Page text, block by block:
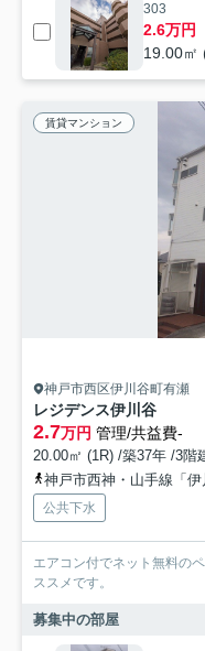
303
2.6万円
19.00㎡
賃貸マンション
神戸市西区伊川谷町有瀬
レジデンス伊川谷
2.7万円 管理/共益費-
20.00㎡ (1R) /築37年 /3階
神戸市西神・山手線「
公共下水
エアコン付でネット無料の
ススメです。
募集中の部屋